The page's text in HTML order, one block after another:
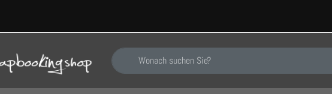
Geben Sie einen Suchbegriff ein. Während Sie tippen,